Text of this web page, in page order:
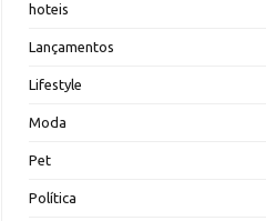
hoteis
Lançamentos
Lifestyle
Moda
Pet
Política